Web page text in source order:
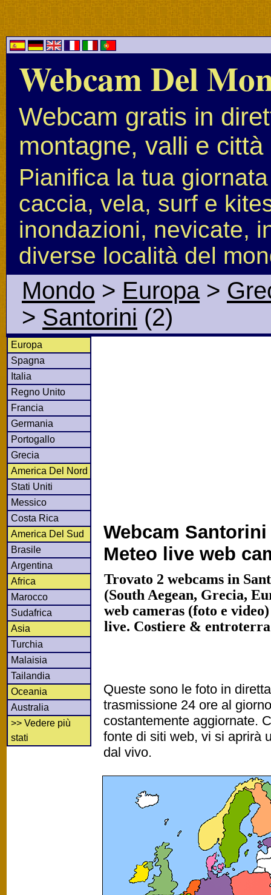
Webcam Del
Webcam gratis in
montagne, valli e città
Pianifica la tua
caccia, vela, surf e
inondazioni, nevicate,
diverse località del
Mondo > Europa>
> Santorini (2)
Europa
Spagna
Italia
Regno Unito
Francia
Germania
Portogallo
Grecia
America Del Nord
Stati Uniti
Messico
Costa Rica
America Del Sud
Brasile
Argentina
Africa
Marocco
Sudafrica
Asia
Turchia
Malaisia
Tailandia
Oceania
Australia
>> Vedere più
stati
Webcam
Meteo live web
Trovato 2 webcams in
(South Aegean, Grecia,
web cameras (foto e
live. Costiere & entroterra
Queste sono le foto in
trasmissione 24 ore al
costantemente aggiornate.
fonte di siti web, vi si aprirà
dal vivo.